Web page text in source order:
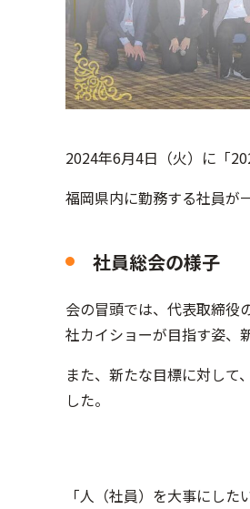
2024年6月4日（火）に「
福岡県内に勤務する社員が
社員総会の様子
会の冒頭では、代表取締役
社カイショーが目指す姿、
また、新たな目標に対して
した。
「人（社員）を大事にし